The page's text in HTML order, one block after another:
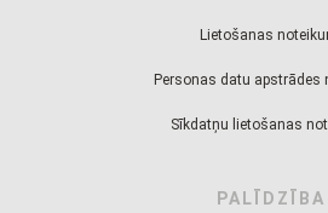
Lietošanas
Personas datu apstrādes
Sīkdatņu lietošanas
PALĪDZĪBA